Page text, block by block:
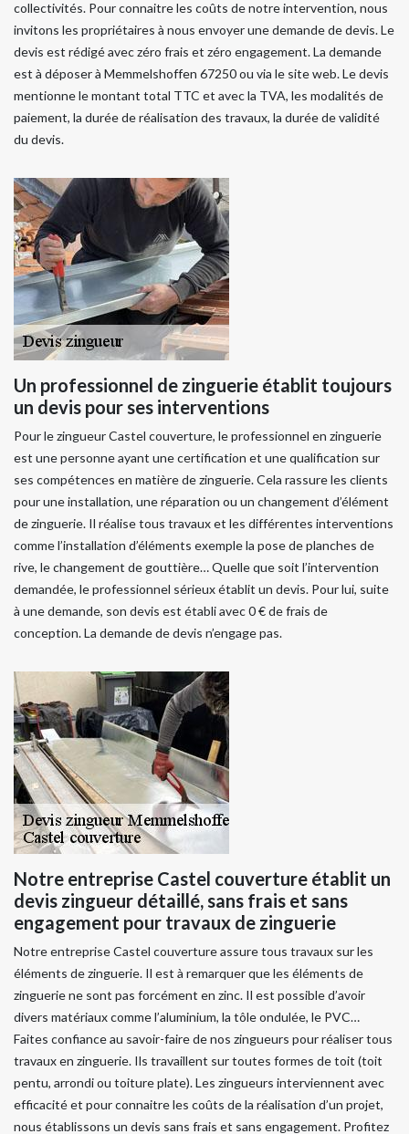
collectivités. Pour connaitre les coûts de notre intervention, nous
invitons les propriétaires à nous envoyer une demande de devis. Le
devis est rédigé avec zéro frais et zéro engagement. La demande
est à déposer à Memmelshoffen 67250 ou via le site web. Le devis
mentionne le montant total TTC et avec la TVA, les modalités de
paiement, la durée de réalisation des travaux, la durée de validité
du devis.
Un professionnel de zinguerie établit toujours
un devis pour ses interventions
Pour le zingueur Castel couverture, le professionnel en zinguerie
est une personne ayant une certification et une qualification sur
ses compétences en matière de zinguerie. Cela rassure les clients
pour une installation, une réparation ou un changement d’élément
de zinguerie. Il réalise tous travaux et les différentes interventions
comme l’installation d’éléments exemple la pose de planches de
rive, le changement de gouttière… Quelle que soit l’intervention
demandée, le professionnel sérieux établit un devis. Pour lui, suite
à une demande, son devis est établi avec 0 € de frais de
conception. La demande de devis n’engage pas.
Notre entreprise Castel couverture établit un
devis zingueur détaillé, sans frais et sans
engagement pour travaux de zinguerie
Notre entreprise Castel couverture assure tous travaux sur les
éléments de zinguerie. Il est à remarquer que les éléments de
zinguerie ne sont pas forcément en zinc. Il est possible d’avoir
divers matériaux comme l’aluminium, la tôle ondulée, le PVC…
Faites confiance au savoir-faire de nos zingueurs pour réaliser tous
travaux en zinguerie. Ils travaillent sur toutes formes de toit (toit
pentu, arrondi ou toiture plate). Les zingueurs interviennent avec
efficacité et pour connaitre les coûts de la réalisation d’un projet,
nous établissons un devis sans frais et sans engagement. Profitez